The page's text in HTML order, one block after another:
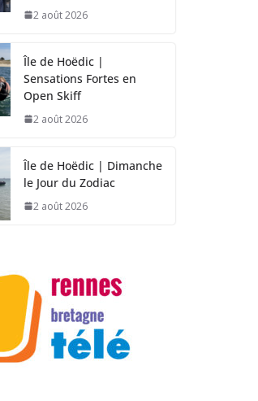
2 août 2026
Île de Hoëdic |
Sensations Fortes en
Open Skiff
2 août 2026
Île de Hoëdic | Dimanche
le Jour du Zodiac
2 août 2026